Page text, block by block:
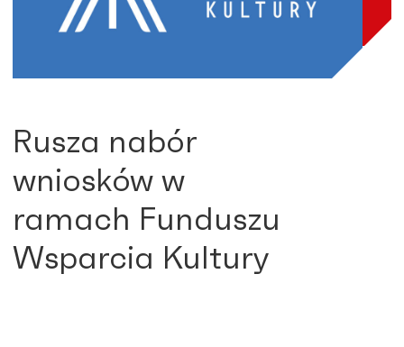
Rusza nabór
wniosków w
ramach Funduszu
Wsparcia Kultury